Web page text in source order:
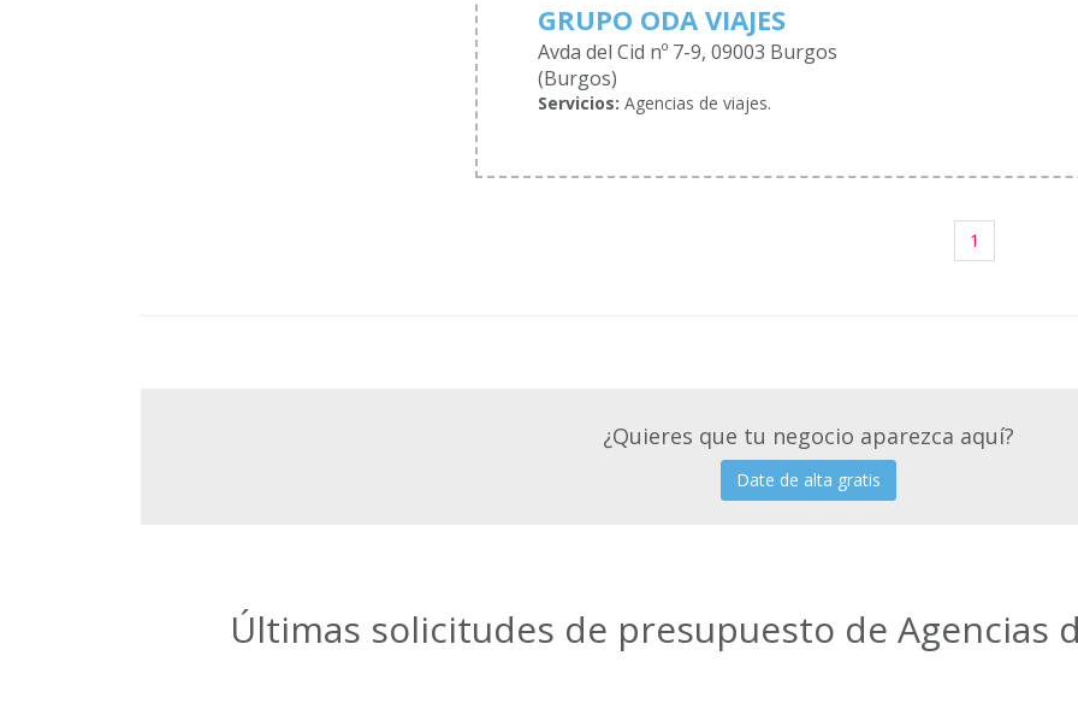
GRUPO ODA VIAJES
Avda del Cid nº 7-9, 09003 Burgos
(Burgos)
Servicios: Agencias de viajes.
1
¿Quieres que tu negocio aparezca aquí?
Date de alta gratis
Últimas solicitudes de presupuesto de Agencias